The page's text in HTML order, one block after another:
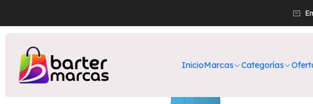
InicioMarcas Categorías
Cuerpo